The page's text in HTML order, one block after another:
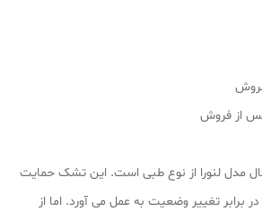
مدل لنورا از نوع طبی است. این تشک حمایت
برابر تغییر وضعیت به عمل می آورد. اما از